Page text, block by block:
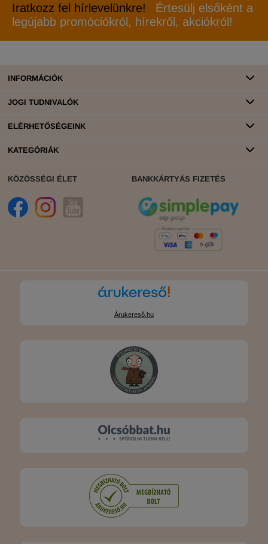
Iratkozz fel hírlevelünkre!
Értesülj elsőként a
legújabb promóciókról, hírekről, akciókról!
INFORMÁCIÓK
JOGI TUDNIVALÓK
ELÉRHETŐSÉGEINK
KATEGÓRIÁK
KÖZÖSSÉGI ÉLET BANKKÁRTYÁS FIZETÉS
Árukereső.hu